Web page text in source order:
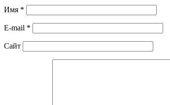
Имя *
E-mail *
Сайт